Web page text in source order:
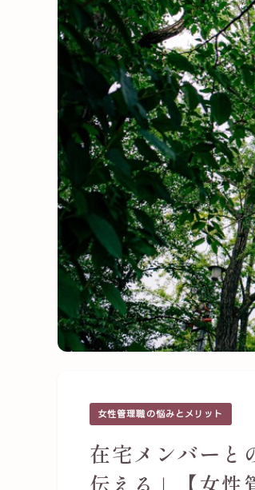
女性管理職の悩みとメリット
在宅メンバー
伝える」【女性